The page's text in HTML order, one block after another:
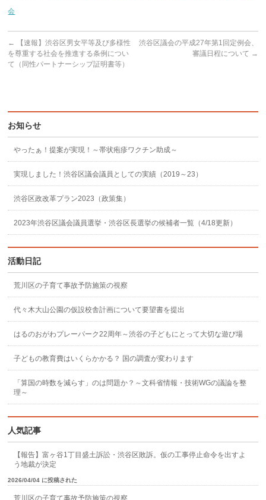
会
←
【速報】渋谷区男女平等及び多様性
を尊重する社会を推進する条例につい
て（同性パートナーシップ証明書等）
渋谷区議会の平成27年第1回定例会、
審議日程について →
お知らせ
やったぁ！提案が実現！～帯状疱疹ワクチン助成～
実現しました！渋谷区議会議員としての実績（2019～23）
渋谷区政改革プラン2023（政策集）
2023年渋谷区議会議員選挙・渋谷区長選挙の候補者一覧（4/18更新）
活動日記
荒川区の子育て事故予防施策の視察
代々木大山公園の仮設校舎計画について要望書を提出
はるのおがわプレーパーク22周年～渋谷の子どもにとって大切な遊び場
子どもの教育費はいくらかかる？ 国の調査が変わります
「算国の時数を減らす」のは問題か？～文科省情報・技術WGの議論を整
理～
人気記事
【報告】富ヶ谷1丁目盛土訴訟・渋谷区敗訴。仮の工事停止命令を出すよ
う地裁が決定
2026/04/04 に投稿された
荒川区の子育て事故予防施策の視察